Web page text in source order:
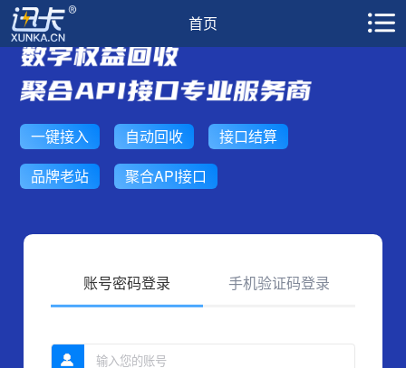
首页
一键接入 自动回收
接口结算
品牌老站
聚合API接口
账号密码登录 手机验证码登录